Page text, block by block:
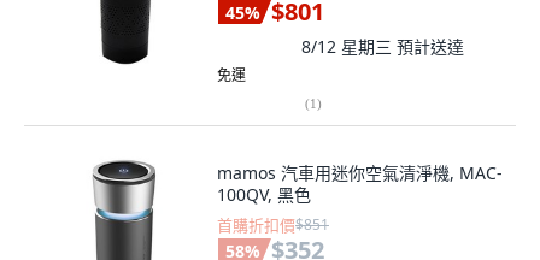
45% $801
8/12 星期三 預計送達
免運
(1)
mamos 汽車用迷你空氣清淨機, MAC-
100QV, 黑色
首購折扣價$851
58% $352